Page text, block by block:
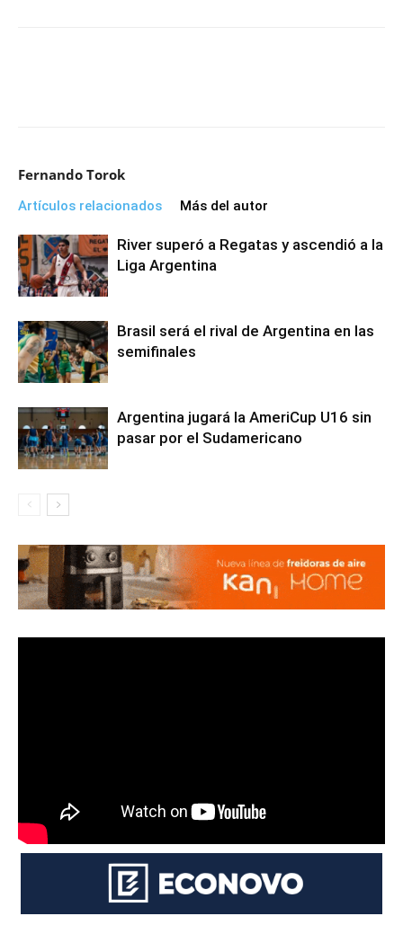
Fernando Torok
Artículos relacionados Más del autor
River superó a Regatas y ascendió a la
Liga Argentina
Brasil será el rival de Argentina en las
semifinales
Argentina jugará la AmeriCup U16 sin
pasar por el Sudamericano